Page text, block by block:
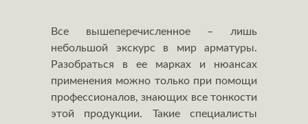
Все вышеперечисленное – лишь
небольшой экскурс в мир арматуры.
Разобраться в ее марках и нюансах
применения можно только при помощи
профессионалов, знающих все тонкости
этой продукции. Такие специалисты